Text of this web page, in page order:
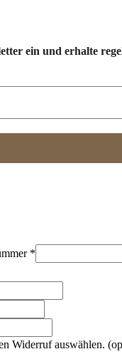
ein und erhalte
*
Widerruf auswählen.